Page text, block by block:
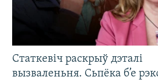
Статкевіч раскрыў дэталі
вызваленьня. Сьпёка б’е